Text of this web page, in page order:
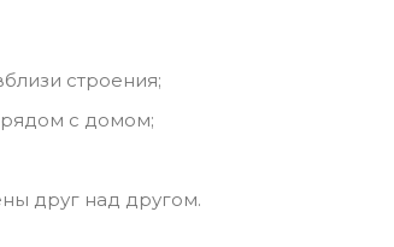
строения;
с домом;
друг над другом.